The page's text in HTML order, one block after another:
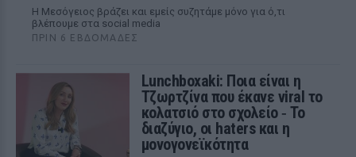
Η Μεσόγειος βράζει και εμείς συζητάμε μόνο για ό,τι
βλέπουμε στα social media
ΠΡΙΝ 6 ΕΒΔΟΜΆΔΕΣ
Lunchboxaki: Ποια είναι η
Τζωρτζίνα που έκανε viral το
κολατσιό στο σχολείο ‑ Το
διαζύγιο, οι haters και η
μονογονεϊκότητα